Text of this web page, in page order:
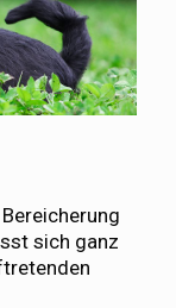
sich ganz